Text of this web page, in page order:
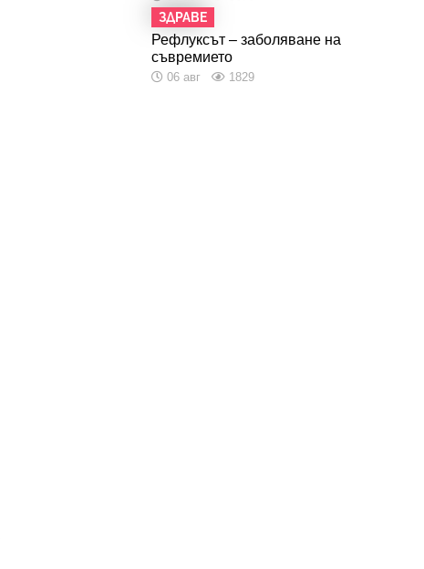
ЗДРАВЕ
Рефлуксът – заболяване на
съвремието
06 авг 1829